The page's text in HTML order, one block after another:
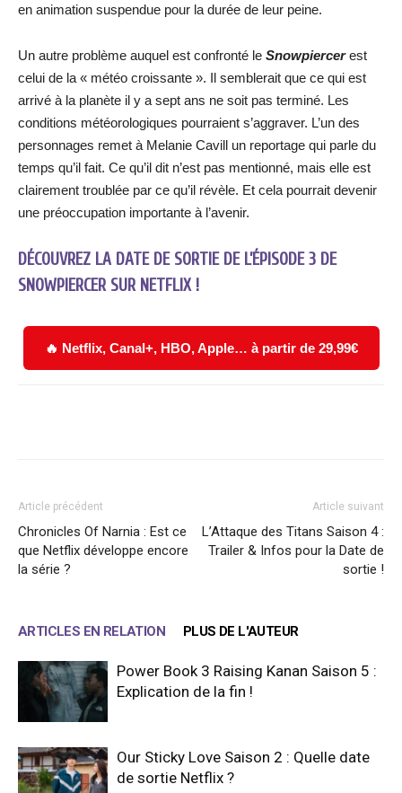
en animation suspendue pour la durée de leur peine.
Un autre problème auquel est confronté le Snowpiercerest
celui de la « météo croissante ». Il semblerait que ce qui est
arrivé à la planète il y a sept ans ne soit pas terminé. Les
conditions météorologiques pourraient s’aggraver. L’un des
personnages remet à Melanie Cavill un reportage qui parle du
temps qu’il fait. Ce qu’il dit n’est pas mentionné, mais elle est
clairement troublée par ce qu’il révèle. Et cela pourrait devenir
une préoccupation importante à l’avenir.
DÉCOUVREZ LA DATE DE SORTIE DE L’ÉPISODE 3 DE
SNOWPIERCER SUR NETFLIX !
🔥 Netflix, Canal+, HBO, Apple… à partir de 29,99€
Article précédent
Chronicles Of Narnia : Est ce
que Netflix développe encore
la série ?
Article suivant
L’Attaque des Titans Saison 4 :
Trailer & Infos pour la Date de
sortie !
ARTICLES EN RELATION PLUS DE L'AUTEUR
Power Book 3 Raising Kanan Saison 5 :
Explication de la fin !
Our Sticky Love Saison 2 : Quelle date
de sortie Netflix ?